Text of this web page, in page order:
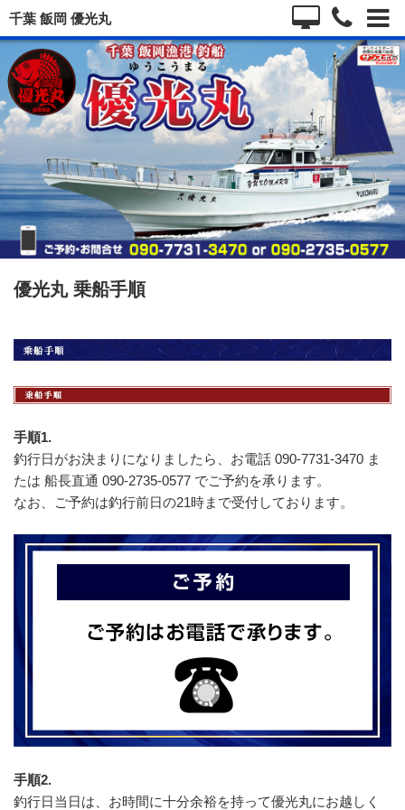
千葉 飯岡 優光丸
優光丸 乗船手順
手順1.
釣行日がお決まりになりましたら、お電話 090-7731-3470 ま
たは 船長直通 090-2735-0577 でご予約を承ります。
なお、ご予約は釣行前日の21時まで受付しております。
手順2.
釣行日当日は、お時間に十分余裕を持って優光丸にお越しく